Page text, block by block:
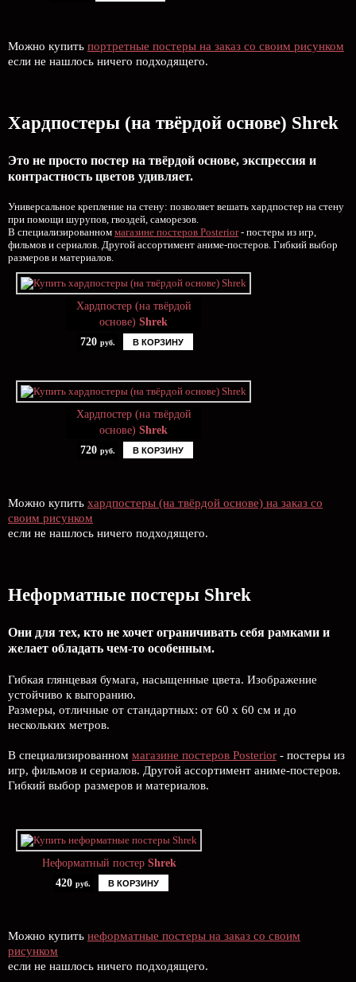
Можно купить портретные постеры на заказ со своим рисунком
если не нашлось ничего подходящего.
Хардпостеры (на твёрдой основе) Shrek
Это не просто постер на твёрдой основе, экспрессия и
контрастность цветов удивляет.
Универсальное крепление на стену: позволяет вешать хардпостер на стену
при помощи шурупов, гвоздей, саморезов.
В специализированном магазине постеров Posterior- постеры из игр,
фильмов и сериалов. Другой ассортимент аниме-постеров. Гибкий выбор
размеров и материалов.
Хардпостер (на твёрдой
основе) Shrek
720 руб. В КОРЗИНУ
Хардпостер (на твёрдой
основе) Shrek
720 руб. В КОРЗИНУ
Можно купить хардпостеры (на твёрдой основе) на заказ со
своим рисунком
если не нашлось ничего подходящего.
Неформатные постеры Shrek
Они для тех, кто не хочет ограничивать себя рамками и
желает обладать чем-то особенным.
Гибкая глянцевая бумага, насыщенные цвета. Изображение
устойчиво к выгоранию.
Размеры, отличные от стандартных: от 60 х 60 см и до
нескольких метров.
В специализированном магазине постеров Posterior - постеры из
игр, фильмов и сериалов. Другой ассортимент аниме-постеров.
Гибкий выбор размеров и материалов.
Неформатный постер Shrek
420 руб. В КОРЗИНУ
Можно купить неформатные постеры на заказ со своим
рисунком
если не нашлось ничего подходящего.